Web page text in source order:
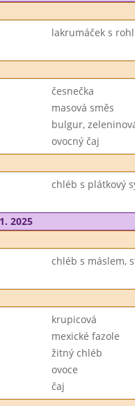
lakrumáček s
česnečka
masová směs
bulgur,
ovocný čaj
chléb s plátkový
2025
chléb s máslem,
krupicová
mexické fazole
žitný chléb
ovoce
čaj